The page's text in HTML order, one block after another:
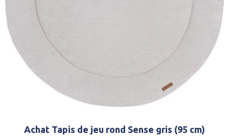
Achat Tapis de jeu rond Sense gris (95 cm)